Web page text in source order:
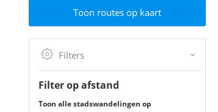
Toon routes op kaart
Filters
Filter op afstand
Toon alle stadswandelingen op